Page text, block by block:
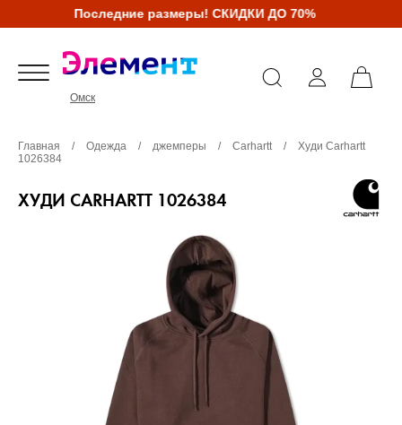
Последние размеры! СКИДКИ ДО 70%
Омск
Главная / Одежда / джемперы / Carhartt /
Худи Carhartt
1026384
ХУДИ CARHARTT 1026384